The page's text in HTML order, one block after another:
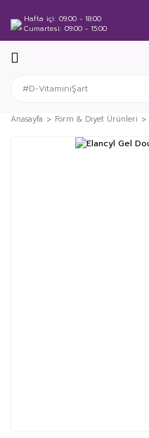
Hafta içi 09:00 - 18:00
Cumartesi 09:00 - 15:00
Anasayfa Form & Diyet Ürünleri